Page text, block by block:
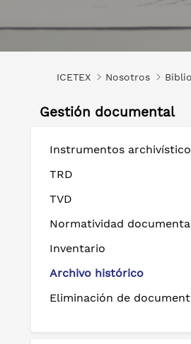
ICETEX Nosotros
Gestión documental
Instrumentos
TRD
TVD
Normatividad
Inventario
Archivo histórico
Eliminación de